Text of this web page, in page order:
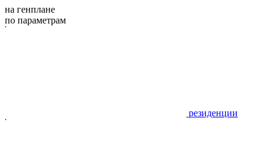
на генплане
по параметрам
резиденции